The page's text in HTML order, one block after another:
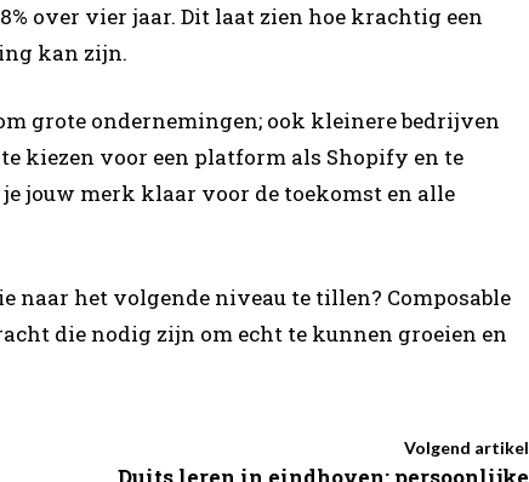
over vier jaar. Dit laat zien hoe krachtig een
kan zijn.
grote ondernemingen; ook kleinere bedrijven
kiezen voor een platform als Shopify en te
jouw merk klaar voor de toekomst en alle
naar het volgende niveau te tillen? Composable
die nodig zijn om echt te kunnen groeien en
Volgend artikel